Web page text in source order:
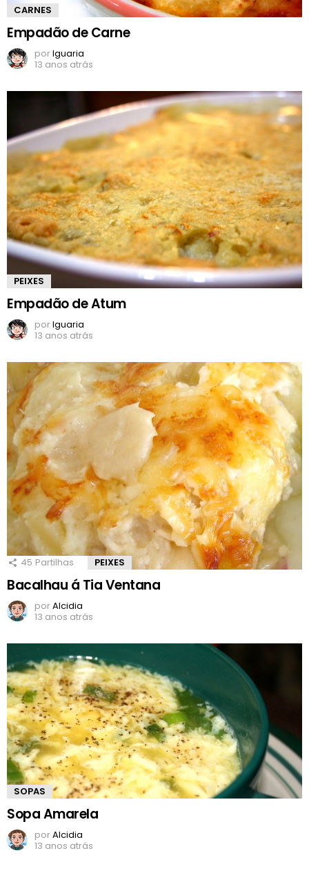
CARNES
Empadão de Carne
porIguaria
13 anos atrás
PEIXES
Empadão de Atum
porIguaria
13 anos atrás
45 Partilhas PEIXES
Bacalhau á Tia Ventana
porAlcidia
13 anos atrás
SOPAS
Sopa Amarela
porAlcidia
13 anos atrás